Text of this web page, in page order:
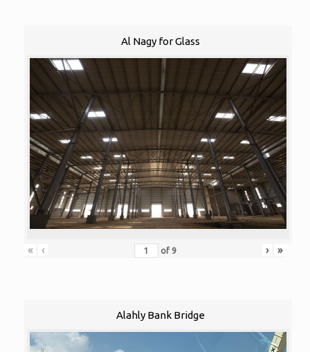
Al Nagy for Glass
« ‹ of 9 › »
Alahly Bank Bridge